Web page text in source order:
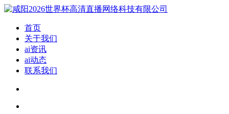
首页
关于我们
ai资讯
ai动态
联系我们